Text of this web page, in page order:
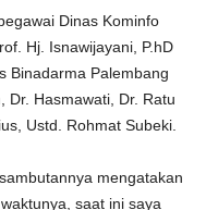
Dinas Kominfo
Hj. Isnawijayani, P.hD
Binadarma Palembang
Dr. Hasmawati, Dr. Ratu
Ustd. Rohmat Subeki.
mengatakan
saat ini saya